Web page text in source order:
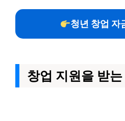
청년 창업 자
창업 지원을 받는